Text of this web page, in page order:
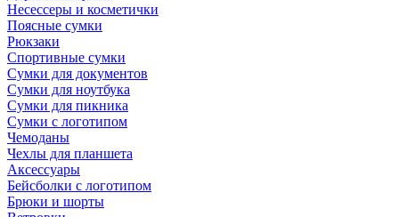
Несессеры и косметички
Поясные сумки
Рюкзаки
Спортивные сумки
Сумки для документов
Сумки для ноутбука
Сумки для пикника
Сумки с логотипом
Чемоданы
Чехлы для планшета
Аксессуары
Бейсболки с логотипом
Брюки и шорты